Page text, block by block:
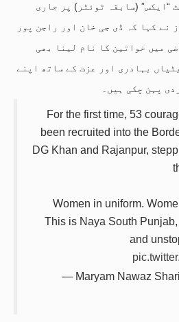
“ایکس” (سابقہ ٹوئٹر) پر جاری
نے کہا کہ ڈی جی خان اور راجن پور
میں خواتین کا نام لینا بھی
بہادری اور عزت کے ساتھ اپنے
پہن چکی ہیں۔
For the first time, 53
been recruited into the
DG Khan and Rajanpur,
Women in uniform.
This is Naya South
and
— Maryam Nawaz